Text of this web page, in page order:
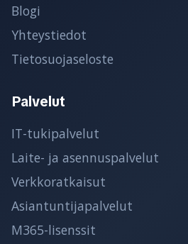
Blogi
Yhteystiedot
Tietosuojaseloste
Palvelut
IT-tukipalvelut
Laite- ja asennuspalvelut
Verkkoratkaisut
Asiantuntijapalvelut
M365-lisenssit